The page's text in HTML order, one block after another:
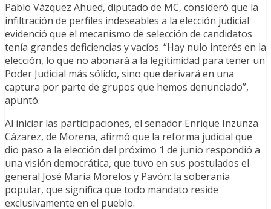
Pablo Vázquez Ahued, diputado de MC, consideró que la
infiltración de perfiles indeseables a la elección judicial
evidenció que el mecanismo de selección de candidatos
tenía grandes deficiencias y vacíos. “Hay nulo interés en la
elección, lo que no abonará a la legitimidad para tener un
Poder Judicial más sólido, sino que derivará en una
captura por parte de grupos que hemos denunciado”,
apuntó.
Al iniciar las participaciones, el senador Enrique Inzunza
Cázarez, de Morena, afirmó que la reforma judicial que
dio paso a la elección del próximo 1 de junio respondió a
una visión democrática, que tuvo en sus postulados el
general José María Morelos y Pavón: la soberanía
popular, que significa que todo mandato reside
exclusivamente en el pueblo.